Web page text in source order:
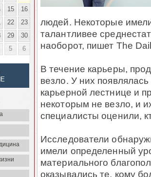
15
16
22
23
29
30
5 6
людей. Некоторые
талантливее
наоборот, пишет The
В течение карьеры,
везло. У них
карьерной лестнице и
некоторым не везло, и
специалисты оценили,
Исследователи
имели определенный
материального
оказывались те, кому